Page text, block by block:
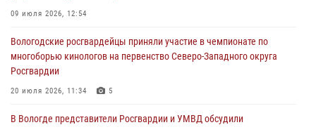
09 июля 2026, 12:54
Вологодские росгвардейцы приняли участие в чемпионате по
многоборью кинологов на первенство Северо-Западного округа
Росгвардии
20 июля 2026, 11:34 5
В Вологде представители Росгвардии и УМВД обсудили